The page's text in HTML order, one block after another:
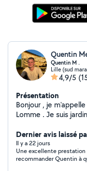
Quentin
Quentin M .
Lille (sud
4,9/5
Présentation
Bonjour , je
Lomme . Je suis
engazonnement ,
le temps de lire mon
Dernier avis laissé
Il y a 22 jours
Une excellente prestation
recommander Quentin à